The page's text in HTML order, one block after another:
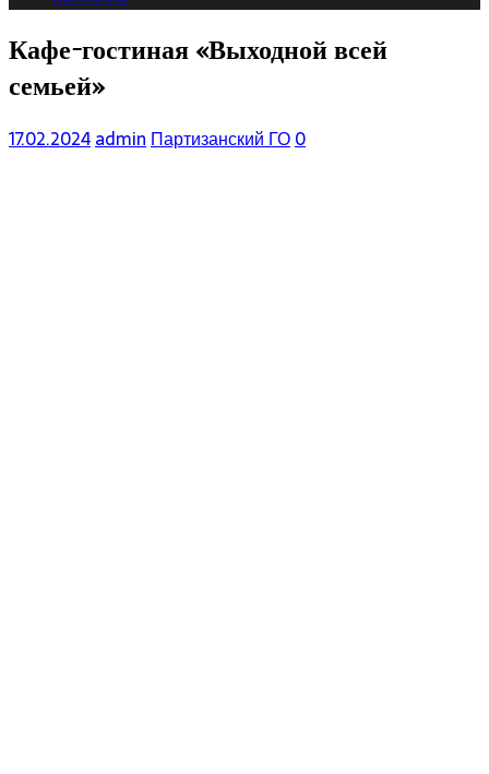
Кафе-гостиная «Выходной всей
семьей»
17.02.2024adminПартизанский ГО0